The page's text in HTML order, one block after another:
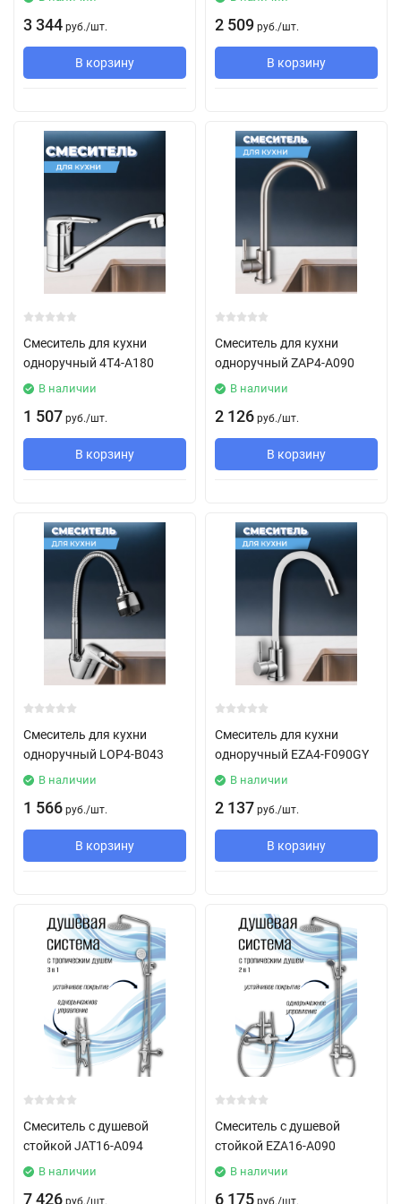
3 344 руб./шт.
В корзину
2 509 руб./шт.
В корзину
Смеситель для кухни
одноручный 4T4-A180
В наличии
1 507 руб./шт.
В корзину
Смеситель для кухни
одноручный ZAP4-A090
В наличии
2 126 руб./шт.
В корзину
Смеситель для кухни
одноручный LOP4-B043
В наличии
1 566 руб./шт.
В корзину
Смеситель для кухни
одноручный EZA4-F090GY
В наличии
2 137 руб./шт.
В корзину
Смеситель с душевой
стойкой JAT16-A094
В наличии
7 426 руб./шт.
Смеситель с душевой
стойкой EZA16-А090
В наличии
6 175 руб./шт.